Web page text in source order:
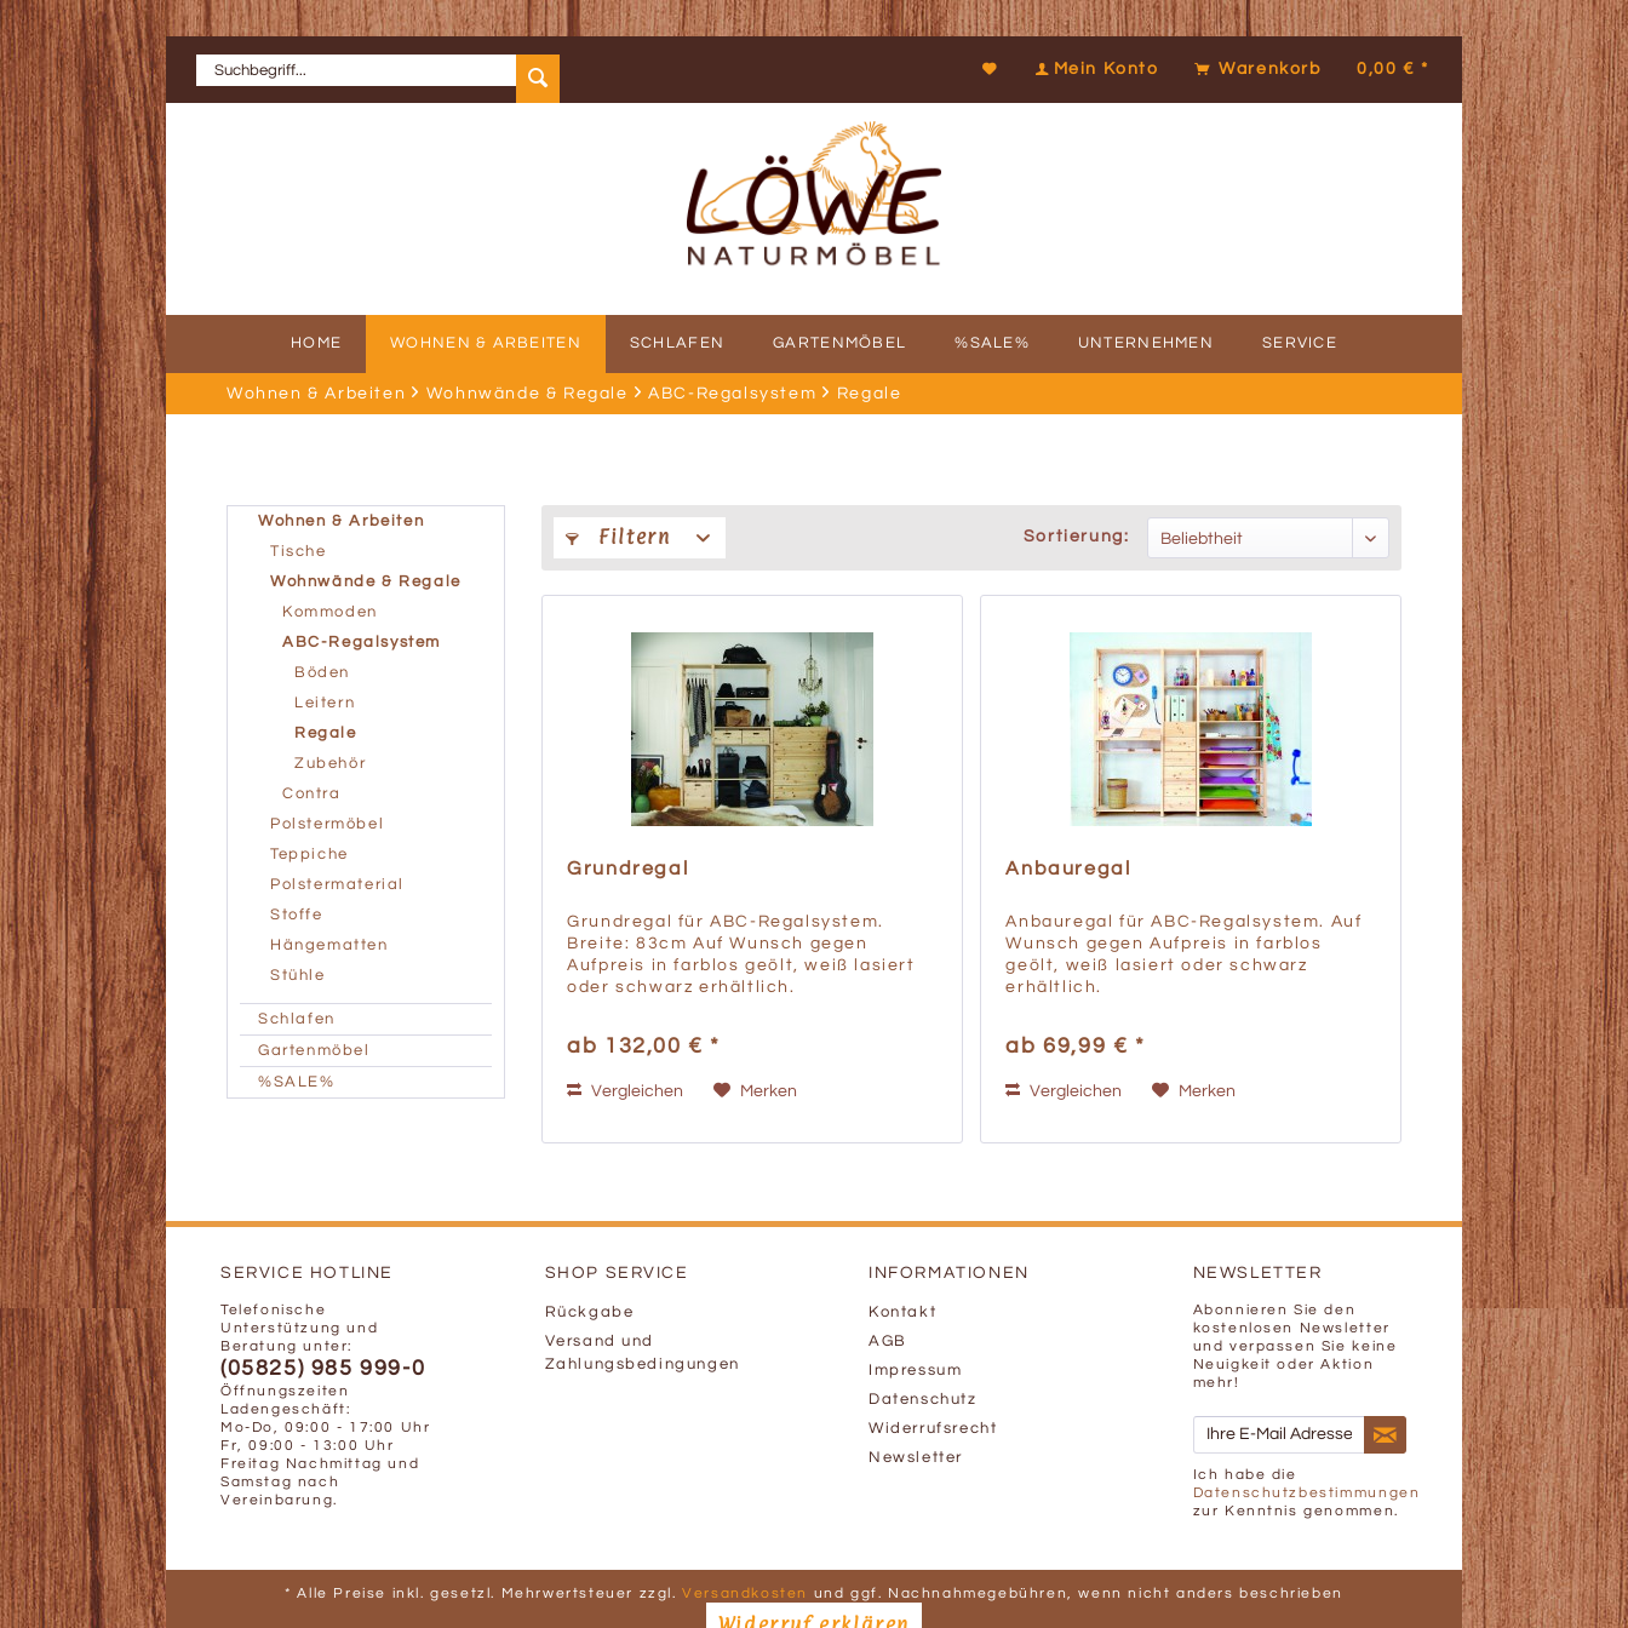
Mein Konto Warenkorb 0,00 € *
HOME WOHNEN & ARBEITEN SCHLAFEN GARTENMÖBEL %SALE% UNTERNEHMEN SERVICE
Wohnen & Arbeiten Wohnwände & Regale ABC-Regalsystem Regale
Wohnen & Arbeiten
Tische
Wohnwände & Regale
Kommoden
ABC-Regalsystem
Böden
Leitern
Regale
Zubehör
Contra
Polstermöbel
Teppiche
Polstermaterial
Stoffe
Hängematten
Stühle
Schlafen
Gartenmöbel
%SALE%
Filtern Sortierung:
Grundregal
Grundregal für ABC-Regalsystem.
Breite: 83cm Auf Wunsch gegen
Aufpreis in farblos geölt, weiß lasiert
oder schwarz erhältlich.
ab 132,00 € *
Vergleichen Merken
Anbauregal
Anbauregal für ABC-Regalsystem. Auf
Wunsch gegen Aufpreis in farblos
geölt, weiß lasiert oder schwarz
erhältlich.
ab 69,99 € *
Vergleichen Merken
SERVICE HOTLINE
Telefonische
Unterstützung und
Beratung unter:
(05825) 985 999-0
Öffnungszeiten
Ladengeschäft:
Mo-Do, 09:00 - 17:00 Uhr
Fr, 09:00 - 13:00 Uhr
Freitag Nachmittag und
Samstag nach
Vereinbarung.
SHOP SERVICE
Rückgabe
Versand und
Zahlungsbedingungen
INFORMATIONEN
Kontakt
AGB
Impressum
Datenschutz
Widerrufsrecht
Newsletter
NEWSLETTER
Abonnieren Sie den
kostenlosen Newsletter
und verpassen Sie keine
Neuigkeit oder Aktion
mehr!
Ich habe die
Datenschutzbestimmungen
zur Kenntnis genommen.
* Alle Preise inkl. gesetzl. Mehrwertsteuer zzgl.Versandkosten und ggf. Nachnahmegebühren, wenn nicht anders beschrieben